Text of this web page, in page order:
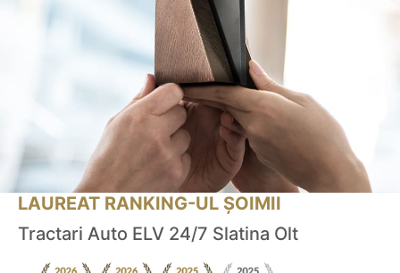
LAUREAT RANKING-UL ȘOIMII
Tractari Auto ELV 24/7 Slatina Olt